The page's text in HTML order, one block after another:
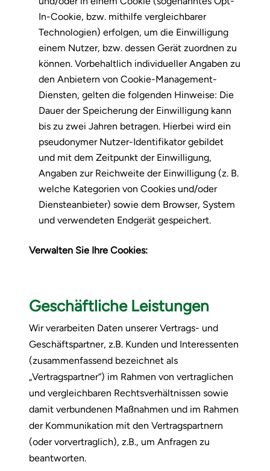
In-Cookie, bzw. mithilfe vergleichbarer
Technologien) erfolgen, um die Einwilligung
einem Nutzer, bzw. dessen Gerät zuordnen zu
können. Vorbehaltlich individueller Angaben zu
den Anbietern von Cookie-Management-
Diensten, gelten die folgenden Hinweise: Die
Dauer der Speicherung der Einwilligung kann
bis zu zwei Jahren betragen. Hierbei wird ein
pseudonymer Nutzer-Identifikator gebildet
und mit dem Zeitpunkt der Einwilligung,
Angaben zur Reichweite der Einwilligung (z. B.
welche Kategorien von Cookies und/oder
Diensteanbieter) sowie dem Browser, System
und verwendeten Endgerät gespeichert.
Verwalten Sie Ihre Cookies:
Geschäftliche Leistungen
Wir verarbeiten Daten unserer Vertrags- und
Geschäftspartner, z.B. Kunden und Interessenten
(zusammenfassend bezeichnet als
„Vertragspartner“) im Rahmen von vertraglichen
und vergleichbaren Rechtsverhältnissen sowie
damit verbundenen Maßnahmen und im Rahmen
der Kommunikation mit den Vertragspartnern
(oder vorvertraglich), z.B., um Anfragen zu
beantworten.